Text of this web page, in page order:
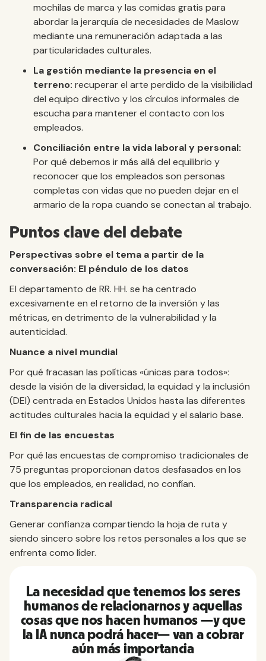
mochilas de marca y las comidas gratis para
abordar la jerarquía de necesidades de Maslow
mediante una remuneración adaptada a las
particularidades culturales.
La gestión mediante la presencia en el
terreno: recuperar el arte perdido de la visibilidad
del equipo directivo y los círculos informales de
escucha para mantener el contacto con los
empleados.
Conciliación entre la vida laboral y personal:
Por qué debemos ir más allá del equilibrio y
reconocer que los empleados son personas
completas con vidas que no pueden dejar en el
armario de la ropa cuando se conectan al trabajo.
Puntos clave del debate
Perspectivas sobre el tema a partir de la
conversación: El péndulo de los datos
El departamento de RR. HH. se ha centrado
excesivamente en el retorno de la inversión y las
métricas, en detrimento de la vulnerabilidad y la
autenticidad.
Nuance a nivel mundial
Por qué fracasan las políticas «únicas para todos»:
desde la visión de la diversidad, la equidad y la inclusión
(DEI) centrada en Estados Unidos hasta las diferentes
actitudes culturales hacia la equidad y el salario base.
El fin de las encuestas
Por qué las encuestas de compromiso tradicionales de
75 preguntas proporcionan datos desfasados en los
que los empleados, en realidad, no confían.
Transparencia radical
Generar confianza compartiendo la hoja de ruta y
siendo sincero sobre los retos personales a los que se
enfrenta como líder.
La necesidad que tenemos los seres
humanos de relacionarnos y aquellas
cosas que nos hacen humanos —y que
la IA nunca podrá hacer— van a cobrar
aún más importancia